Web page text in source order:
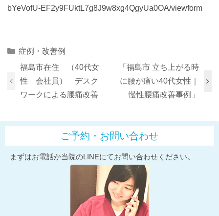
bYeVofU-EF2y9FUktL7g8J9w8xg4QgyUa0OA/viewform
Categories
症例・改善例
福島市在住 （40代女
性 会社員） デスク
ワークによる腰痛改善
「福島市 立ち上がる時
に腰が痛い40代女性｜
慢性腰痛改善事例」
ご予約・お問い合わせ
まずはお電話か当院のLINEにてお問い合わせください。